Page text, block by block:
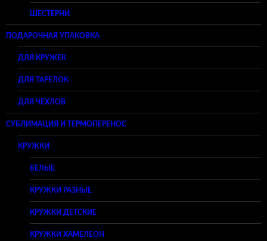
ШЕСТЕРНИ
ПОДАРОЧНАЯ УПАКОВКА
ДЛЯ КРУЖЕК
ДЛЯ ТАРЕЛОК
ДЛЯ ЧЕХЛОВ
СУБЛИМАЦИЯ И ТЕРМОПЕРЕНОС
КРУЖКИ
БЕЛЫЕ
КРУЖКИ РАЗНЫЕ
КРУЖКИ ДЕТСКИЕ
КРУЖКИ ХАМЕЛЕОН